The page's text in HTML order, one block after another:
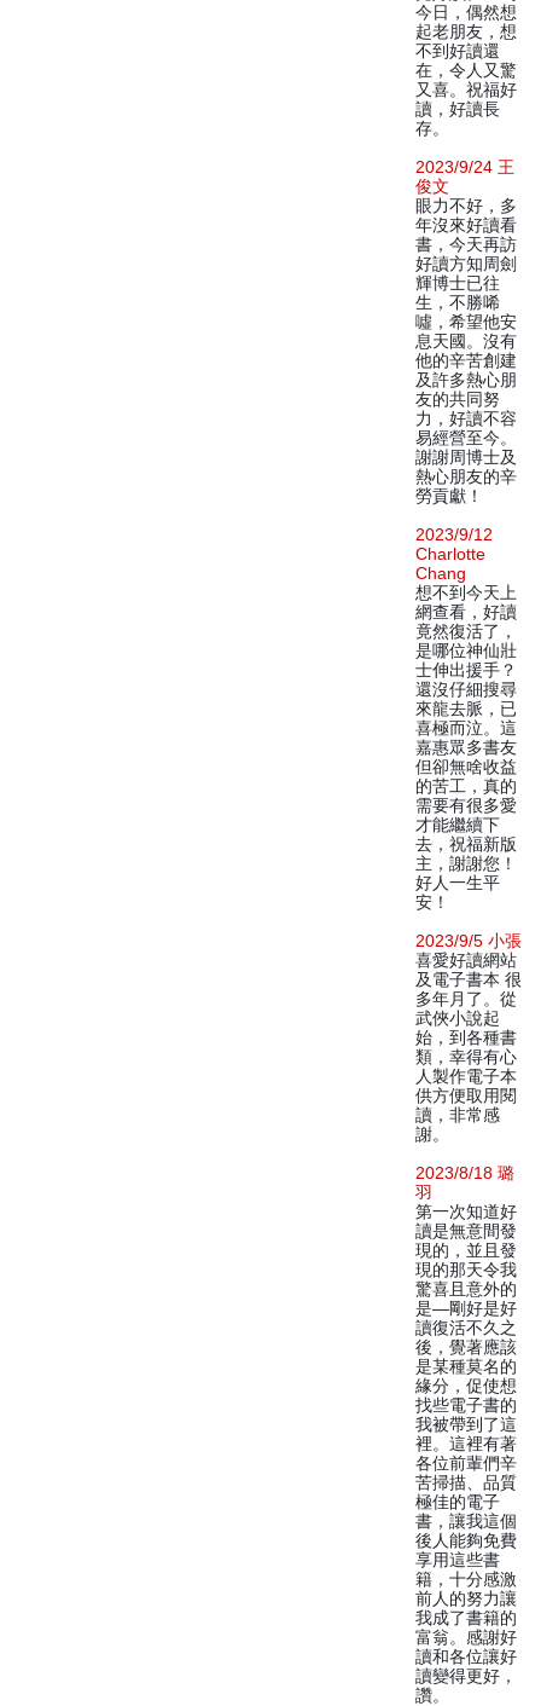
今日，偶然想
起老朋友，想
不到好讀還
在，令人又驚
又喜。祝福好
讀，好讀長
存。
2023/9/24 王
俊文
眼力不好，多
年沒來好讀看
書，今天再訪
好讀方知周劍
輝博士已往
生，不勝唏
噓，希望他安
息天國。沒有
他的辛苦創建
及許多熱心朋
友的共同努
力，好讀不容
易經營至今。
謝謝周博士及
熱心朋友的辛
勞貢獻！
2023/9/12
Charlotte
Chang
想不到今天上
網查看，好讀
竟然復活了，
是哪位神仙壯
士伸出援手？
還沒仔細搜尋
來龍去脈，已
喜極而泣。這
嘉惠眾多書友
但卻無啥收益
的苦工，真的
需要有很多愛
才能繼續下
去，祝福新版
主，謝謝您！
好人一生平
安！
2023/9/5 小張
喜愛好讀網站
及電子書本 很
多年月了。從
武俠小說起
始，到各種書
類，幸得有心
人製作電子本
供方便取用閱
讀，非常感
謝。
2023/8/18 璐
羽
第一次知道好
讀是無意間發
現的，並且發
現的那天令我
驚喜且意外的
是—剛好是好
讀復活不久之
後，覺著應該
是某種莫名的
緣分，促使想
找些電子書的
我被帶到了這
裡。這裡有著
各位前輩們辛
苦掃描、品質
極佳的電子
書，讓我這個
後人能夠免費
享用這些書
籍，十分感激
前人的努力讓
我成了書籍的
富翁。感謝好
讀和各位讓好
讀變得更好，
讚。